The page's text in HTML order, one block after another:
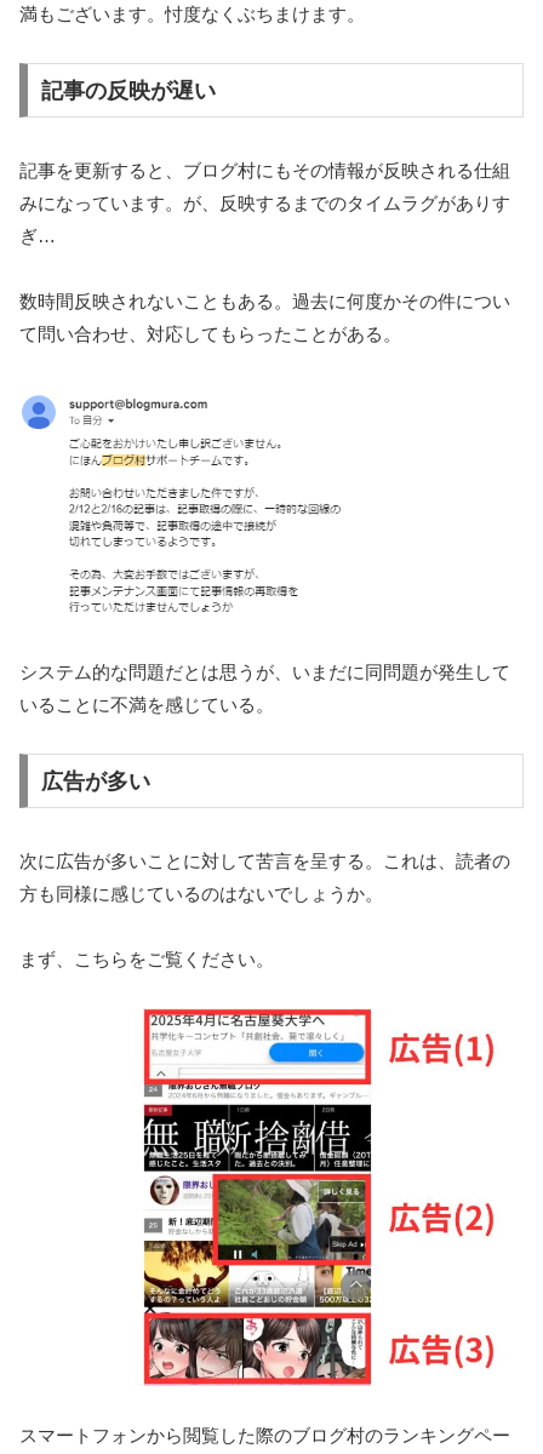
満もございます。忖度なくぶちまけます。
記事の反映が遅い
記事を更新すると、ブログ村にもその情報が反映される仕組
みになっています。が、反映するまでのタイムラグがありす
ぎ…
数時間反映されないこともある。過去に何度かその件につい
て問い合わせ、対応してもらったことがある。
システム的な問題だとは思うが、いまだに同問題が発生して
いることに不満を感じている。
広告が多い
次に広告が多いことに対して苦言を呈する。これは、読者の
方も同様に感じているのはないでしょうか。
まず、こちらをご覧ください。
スマートフォンから閲覧した際のブログ村のランキングペー